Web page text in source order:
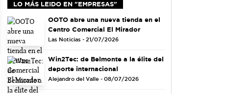
LO MÁS LEIDO EN "EMPRESAS"
OOTO abre una nueva tienda en el
Centro Comercial El Mirador
Las Noticias - 21/07/2026
Win2Tec: de Belmonte a la élite del
deporte internacional
Alejandro del Valle - 08/07/2026